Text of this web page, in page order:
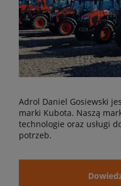
Adrol Daniel Gosiewski
marki Kubota. Naszą
technologie oraz usługi
potrzeb.